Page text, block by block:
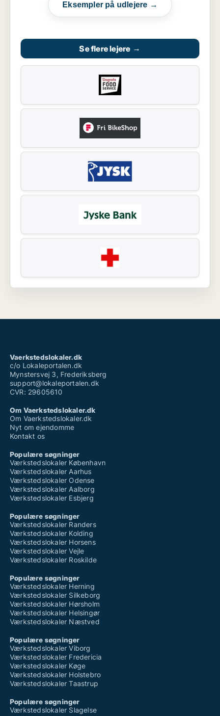
Eksempler på udlejere →
Se flere lejere →
Vaerkstedslokaler.dk
c/o Lokaleportalen.dk
Mynstersvej 3, Frederiksberg
support@lokaleportalen.dk
CVR: 29605610
Om Vaerkstedslokaler.dk
Om Vaerkstedslokaler.dk
Nyt om ejendomme
Kontakt os
Populære søgninger
Værkstedslokaler København
Værkstedslokaler Aarhus
Værkstedslokaler Odense
Værkstedslokaler Aalborg
Værkstedslokaler Esbjerg
Populære søgninger
Værkstedslokaler Randers
Værkstedslokaler Kolding
Værkstedslokaler Horsens
Værkstedslokaler Vejle
Værkstedslokaler Roskilde
Populære søgninger
Værkstedslokaler Herning
Værkstedslokaler Silkeborg
Værkstedslokaler Hørsholm
Værkstedslokaler Helsingør
Værkstedslokaler Næstved
Populære søgninger
Værkstedslokaler Viborg
Værkstedslokaler Fredericia
Værkstedslokaler Køge
Værkstedslokaler Holstebro
Værkstedslokaler Taastrup
Populære søgninger
Værkstedslokaler Slagelse